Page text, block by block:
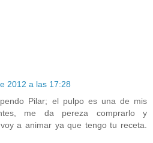
2012 a las 17:28
Pilar; el pulpo es una de mis
me da pereza comprarlo y
a animar ya que tengo tu receta.